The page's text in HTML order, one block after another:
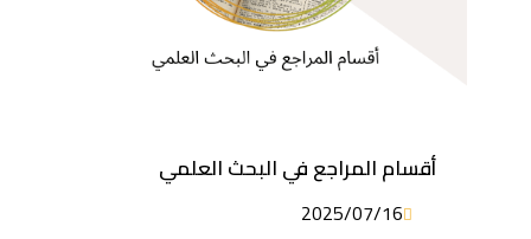
أقسام المراجع في البحث العلمي
2025/07/16